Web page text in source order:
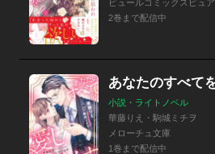
ピュールコミックスピュア
2巻まで配信中
小説・ライトノベル
華藤りえ・駒城ミチヲ
メローチュ文庫
1巻まで配信中